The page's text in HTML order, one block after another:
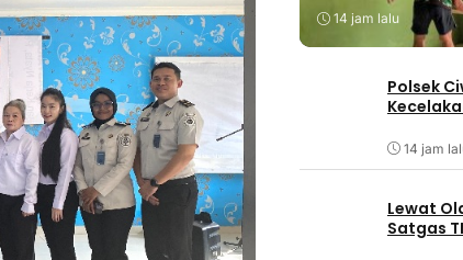
14 jam lalu
Polsek
14 jam
Lewat
Satgas